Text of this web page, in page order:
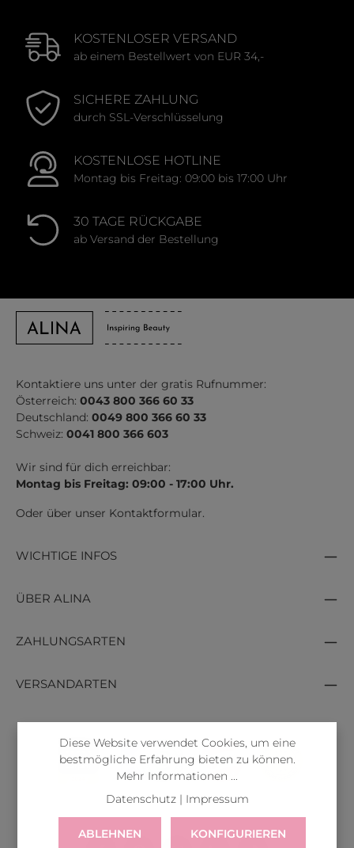
KOSTENLOSER VERSAND
ab einem Bestellwert von EUR 34,-
SICHERE ZAHLUNG
durch SSL-Verschlüsselung
KOSTENLOSE HOTLINE
Montag bis Freitag: 09:00 bis 17:00 Uhr
30 TAGE RÜCKGABE
ab Versand der Bestellung
Kontaktiere uns unter der gratis Rufnummer:
Österreich: 0043 800 366 60 33
Deutschland: 0049 800 366 60 33
Schweiz: 0041 800 366 603
Wir sind für dich erreichbar:
Montag bis Freitag: 09:00 - 17:00 Uhr.
Oder über unser Kontaktformular.
WICHTIGE INFOS
ÜBER ALINA
ZAHLUNGSARTEN
VERSANDARTEN
Diese Website verwendet Cookies, um eine
bestmögliche Erfahrung bieten zu können.
Mehr Informationen ...
Datenschutz| Impressum
ABLEHNEN KONFIGURIEREN